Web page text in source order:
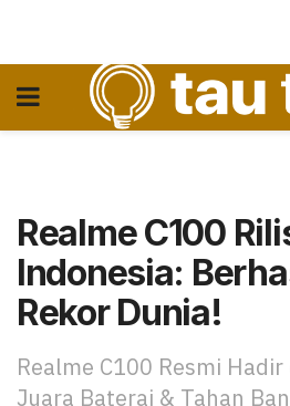
Realme C100
Indonesia:
Rekor Dunia!
Realme C100 Resmi
Juara Baterai & Tahan